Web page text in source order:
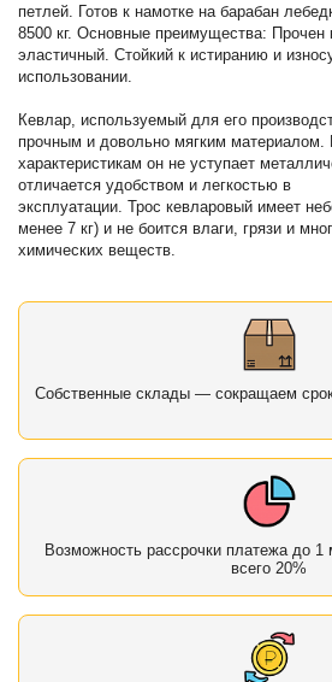
петлей. Готов к намотке на барабан
8500 кг. Основные преимущества: Прочен
эластичный. Стойкий к истиранию и
использовании.
Кевлар, используемый для его
прочным и довольно мягким материалом.
характеристикам он не уступает
отличается удобством и легкостью в
эксплуатации. Трос кевларовый имеет
менее 7 кг) и не боится влаги, грязи и
химических веществ.
Собственные склады — сокращаем
Возможность рассрочки платежа до 1
всего 20%